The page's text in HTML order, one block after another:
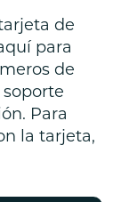
de
para
de
Para
la tarjeta,